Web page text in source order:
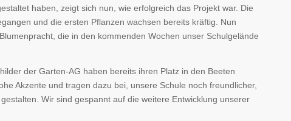
haben, zeigt sich nun, wie erfolgreich das Projekt war. Die
und die ersten Pflanzen wachsen bereits kräftig. Nun
die in den kommenden Wochen unser Schulgelände
der Garten-AG haben bereits ihren Platz in den Beeten
Akzente und tragen dazu bei, unsere Schule noch freundlicher,
Wir sind gespannt auf die weitere Entwicklung unserer